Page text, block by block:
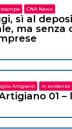
CNA News
sì al
ma senza
Artigiano in evidenza
01 –